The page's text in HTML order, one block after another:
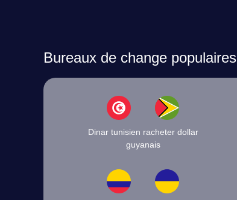
Bureaux de change populaires
Dinar tunisien racheter dollar
guyanais